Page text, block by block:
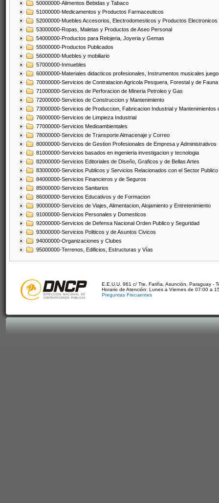
50000000-Alimentos Bebidas y Tabaco
51000000-Medicamentos y Productos Farmaceuticos
52000000-Muebles Accesorios, Electrodomesticos y Productos Electronicos
53000000-Ropas, Maletas y Productos de Aseo Personal
54000000-Productos para Relojeria, Joyeria y Gemas
55000000-Productos Publicados
56000000-Muebles y mobiliario
57000000-Inmuebles
60000000-Materiales didacticos profesionales, Instrumentos musicales
70000000-Servicios de Contratacion Agricola Pesquera, Forestal y de Fauna
71000000-Servicios de Perforacion de Mineria Petroleo y Gas
72000000-Servicios de Construccion y Mantenimiento
73000000-Servicios de Produccion, Fabricacion Industrial y Mantenimientos
76000000-Servicios de Limpieza Industrial
77000000-Servicios Medioambientales
78000000-Servicios de Transporte Almacenaje y Correo
80000000-Servicios de Gestion Profesionales de Empresa y Administrativos
81000000-Servicios basados en ingenieria investigacion y tecnologia
82000000-Servicios Editoriales de Diseño, Graficos y de Bellas Artes
83000000-Servicios Publicos y Servicios Relacionados con el Sector Publico
84000000-Servicios Financieros y de Seguros
85000000-Servicios Sanitarios
86000000-Servicios Educativos y de Formacion
90000000-Servicios de Viajes, Alimentacion, Alojamiento y Entretenimiento
91000000-Servicios Personales y Domesticos
92000000-Servicios de Defensa Nacional Orden Publico y Seguridad
93000000-Servicios Politicos y de Asuntos Civicos
94000000-Organizaciones y Clubes
95000000-Terrenos, Edificios, Estructuras y Vías
E.E.U.U. 961 c/ Tte. Fariña. Asunción, Paraguay -
Horario de Atención: Lunes a Viernes de 07:00 a
Preguntas Frecuentes